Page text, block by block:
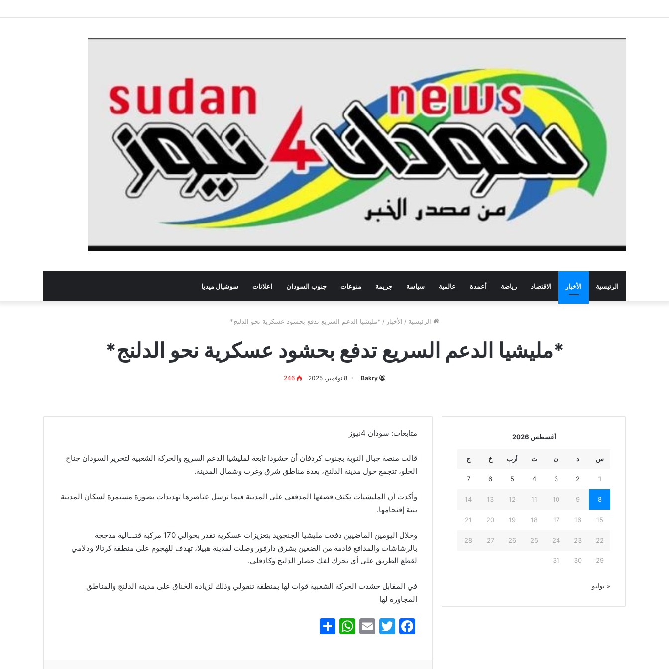
الرئيسية الأخبار الاقتصاد رياضة أعمدة عالمية سياسة جريمة منوعات جنوب السودان اعلانات سوشيال ميديا
الرئيسية / الأخبار / *مليشيا الدعم السريع تدفع بحشود عسكرية نحو الدلنج*
*مليشيا الدعم السريع تدفع بحشود عسكرية نحو الدلنج*
Bakry 8 نوفمبر، 2025 246
متابعات: سودان 4نيوز
قالت ‏منصة جبال النوبة بجنوب كردفان أن حشودا تابعة لمليشيا الدعم السريع والحركة الشعبية لتحرير السودان جناح
الحلو، تتجمع حول مدينة الدلنج، بعدة مناطق شرق وغرب وشمال المدينة.
وأكدت أن المليشيات تكثف قصفها المدفعي على المدينة فيما ترسل عناصرها تهديدات بصورة مستمرة لسكان المدينة
بنية إقتحامها.
وخلال اليومين الماضيين دفعت مليشيا الجنجويد بتعزيزات عسكرية تقدر بحوالي 170 مركبة قتـ.ـالية مدججة
بالرشاشات والمدافع قادمة من الضعين بشرق دارفور وصلت لمدينة هبيلا، تهدف للهجوم على منطقة كرتالا ودلامي
لقطع الطريق على أي تحرك لفك حصار الدلنج وكادقلي.
في المقابل حشدت الحركة الشعبية قوات لها بمنطقة تنقولي وذلك لزيادة الخناق على مدينة الدلنج والمناطق
المجاورة لها
F
c
T
itt
E
ai
W
at
ar
أغسطس 2026
س د ن ث أرب خ ج
1
2
3
4
5
6
7
8
9
10
11
12
13
14
15
16
17
18
19
20
21
22
23
24
25
26
27
28
29
30
31
« يوليو